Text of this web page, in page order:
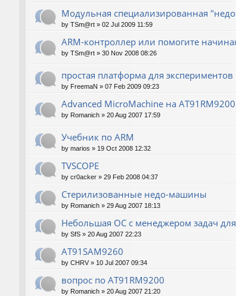
Модульная специализированная
by TSm@rt » 02 Jul 2009 11:59
ARM-контроллер или помогите
by TSm@rt » 30 Nov 2008 08:26
простая платформа для экспериментов
by FreemaN » 07 Feb 2009 09:23
Advanced MicroMachine на AT91RM9200
by Romanich » 20 Aug 2007 17:59
Учебник по ARM
by marios » 19 Oct 2008 12:32
TVSCOPE
by cr0acker » 29 Feb 2008 04:37
Стерилизованные недо-машины
by Romanich » 29 Aug 2007 18:13
Небольшая ОС с менеджером задач
by SfS » 20 Aug 2007 22:23
AT91SAM9260
by CHRV » 10 Jul 2007 09:34
вопрос по AT91RM9200
by Romanich » 20 Aug 2007 21:20